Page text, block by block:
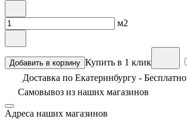
м2
Добавить в корзину Купить в 1 клик
Доставка по Екатеринбургу - Бесплатно
Самовывоз из наших магазинов
Адреса наших магазинов